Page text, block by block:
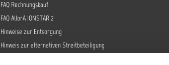
FAQ Rechnungskauf
FAQ AllorA IONSTAR 2
Hinweise zur Entsorgung
Hinweis zur alternativen Streitbeteiligung